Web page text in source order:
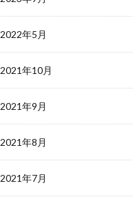
2022年5月
2021年10月
2021年9月
2021年8月
2021年7月